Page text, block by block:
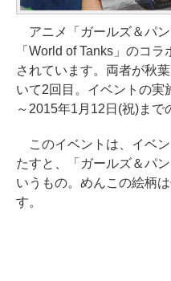
アニメ「ガールズ＆パ
「World of Tanks」のコ
されています。両者が秋
いて2回目。イベントの実
～2015年1月12日(祝)まで
このイベントは、イベ
たすと、「ガールズ＆パ
いうもの。めんこの絵柄
す。